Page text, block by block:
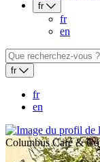
fr
fr
en
fr
fr
en
Columbus Café & Co